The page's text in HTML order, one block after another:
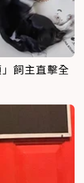
飼主直擊全